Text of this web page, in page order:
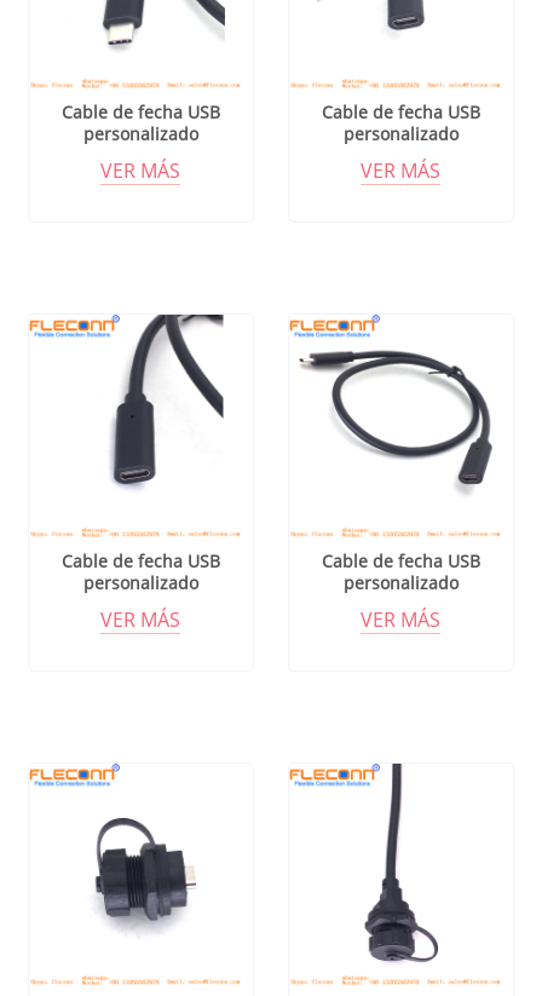
Cable de fecha USB
personalizado
VER MÁS
Cable de fecha USB
personalizado
VER MÁS
Cable de fecha USB
personalizado
VER MÁS
Cable de fecha USB
personalizado
VER MÁS